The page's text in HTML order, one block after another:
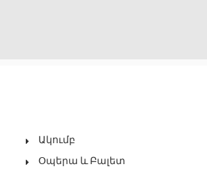
Ակումբ
Օպերա ԵՒ Բալետ